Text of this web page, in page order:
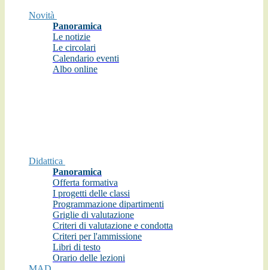
Novità
Panoramica
Le notizie
Le circolari
Calendario eventi
Albo online
Didattica
Panoramica
Offerta formativa
I progetti delle classi
Programmazione dipartimenti
Griglie di valutazione
Criteri di valutazione e condotta
Criteri per l'ammissione
Libri di testo
Orario delle lezioni